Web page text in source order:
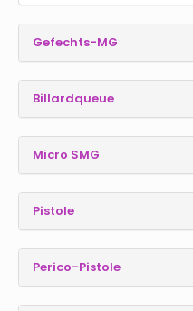
Gefechts-MG
Billardqueue
Micro SMG
Pistole
Perico-Pistole